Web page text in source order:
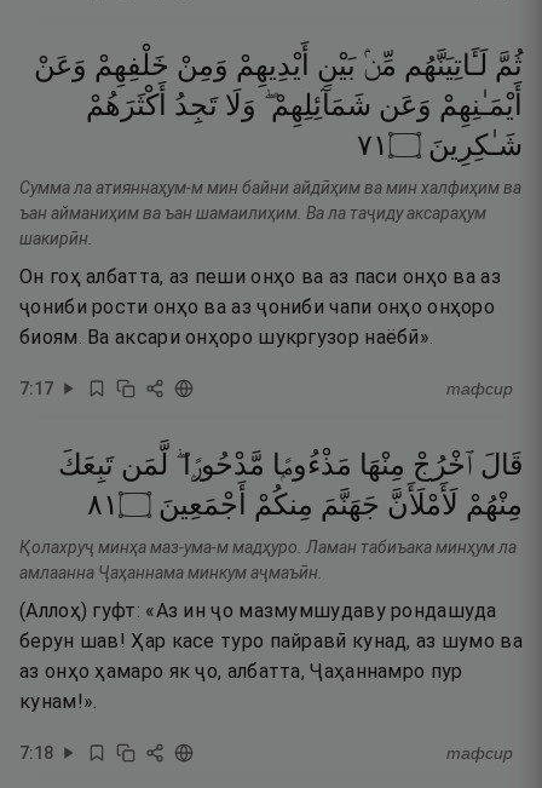
ثُمَّ لَـَٔاتِيَنَّهُم مِّنۢ بَيْنِ أَيْدِيهِمْ وَمِنْ خَلْفِهِمْ وَعَنْ
أَيْمَـٰنِهِمْ وَعَن شَمَآئِلِهِمْ ۖ وَلَا تَجِدُ أَكْثَرَهُمْ
شَـٰكِرِينَ ۝١٧
Сумма ла атияннаҳум-м мин байни айдӣҳим ва мин халфиҳим ва
ъан айманиҳим ва ъан шамаилиҳим. Ва ла таҷиду аксараҳум
шакирӣн.
Он гоҳ албатта, аз пеши онҳо ва аз паси онҳо ва аз
ҷониби рости онҳо ва аз ҷониби чапи онҳо онҳоро
биоям. Ва аксари онҳоро шукргузор наёбӣ».
7:17 тафсир
قَالَ ٱخْرُجْ مِنْهَا مَذْءُومًۭا مَّدْحُورًۭا ۖ لَّمَن تَبِعَكَ
مِنْهُمْ لَأَمْلَأَنَّ جَهَنَّمَ مِنكُمْ أَجْمَعِينَ ۝١٨
Қолахруҷ минҳа маз-ума-м мадҳуро. Ламан табиъака минҳум ла
амлаанна Ҷаҳаннама минкум аҷмаъӣн.
(Аллоҳ) гуфт: «Аз ин ҷо мазмумшудаву рондашуда
берун шав! Ҳар касе туро пайравӣ кунад, аз шумо ва
аз онҳо ҳамаро як ҷо, албатта, Ҷаҳаннамро пур
кунам!».
7:18 тафсир